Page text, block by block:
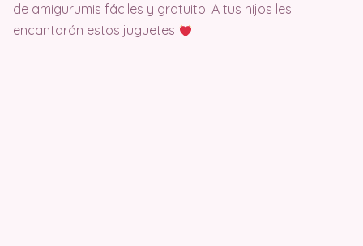
de amigurumis fáciles y gratuito. A tus hijos les
encantarán estos juguetes